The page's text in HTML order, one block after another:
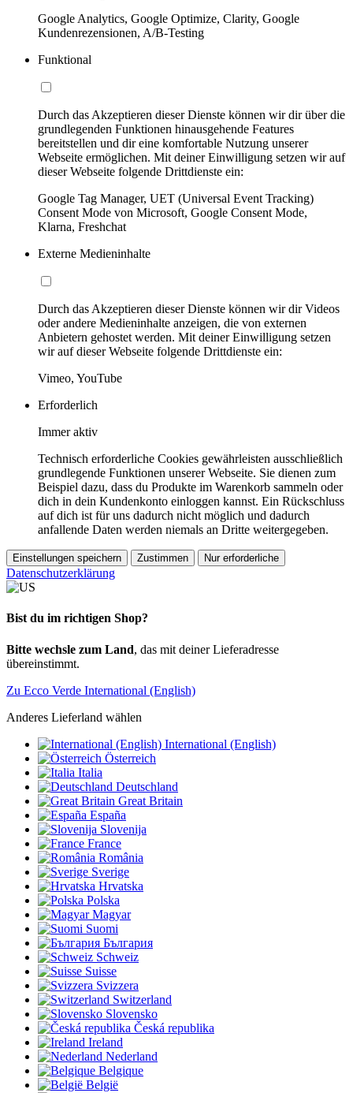
Google Analytics, Google Optimize, Clarity, Google
Kundenrezensionen, A/B-Testing
Funktional
Durch das Akzeptieren dieser Dienste können wir dir über die
grundlegenden Funktionen hinausgehende Features
bereitstellen und dir eine komfortable Nutzung unserer
Webseite ermöglichen. Mit deiner Einwilligung setzen wir auf
dieser Webseite folgende Drittdienste ein:
Google Tag Manager, UET (Universal Event Tracking)
Consent Mode von Microsoft, Google Consent Mode,
Klarna, Freshchat
Externe Medieninhalte
Durch das Akzeptieren dieser Dienste können wir dir Videos
oder andere Medieninhalte anzeigen, die von externen
Anbietern gehostet werden. Mit deiner Einwilligung setzen
wir auf dieser Webseite folgende Drittdienste ein:
Vimeo, YouTube
Erforderlich
Immer aktiv
Technisch erforderliche Cookies gewährleisten ausschließlich
grundlegende Funktionen unserer Webseite. Sie dienen zum
Beispiel dazu, dass du Produkte im Warenkorb sammeln oder
dich in dein Kundenkonto einloggen kannst. Ein Rückschluss
auf dich ist für uns dadurch nicht möglich und dadurch
anfallende Daten werden niemals an Dritte weitergegeben.
Einstellungen speichern Zustimmen Nur erforderliche
Datenschutzerklärung
Bist du im richtigen Shop?
Bitte wechsle zum Land, das mit deiner Lieferadresse
übereinstimmt.
Zu Ecco Verde International (English)
Anderes Lieferland wählen
International (English)
Österreich
Italia
Deutschland
Great Britain
España
Slovenija
France
România
Sverige
Hrvatska
Polska
Magyar
Suomi
България
Schweiz
Suisse
Svizzera
Switzerland
Slovensko
Česká republika
Ireland
Nederland
Belgique
België